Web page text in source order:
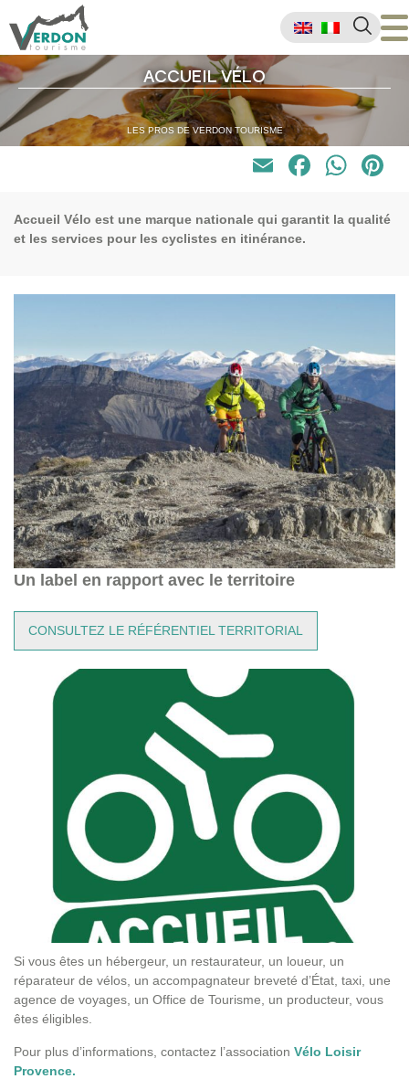
ACCUEIL VÉLO
LES PROS DE VERDON TOURISME
Email
Accueil Vélo est une marque nationale qui garantit la qualité
et les services pour les cyclistes en itinérance.
Un label en rapport avec le territoire
CONSULTEZ LE RÉFÉRENTIEL TERRITORIAL
Si vous êtes un hébergeur, un restaurateur, un loueur, un
réparateur de vélos, un accompagnateur breveté d’État, taxi, une
agence de voyages, un Office de Tourisme, un producteur, vous
êtes éligibles.
Pour plus d’informations, contactez l’association Vélo Loisir
Provence.